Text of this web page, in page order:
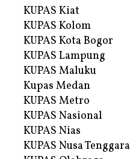
KUPAS Kiat
KUPAS Kolom
KUPAS Kota Bogor
KUPAS Lampung
KUPAS Maluku
Kupas Medan
KUPAS Metro
KUPAS Nasional
KUPAS Nias
KUPAS Nusa Tenggara